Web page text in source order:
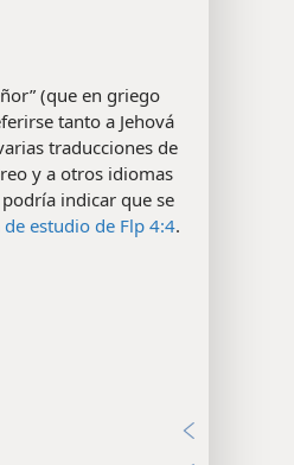
(que en griego
tanto a Jehová
traducciones de
y a otros idiomas
indicar que se
de estudio de Flp 4:4.